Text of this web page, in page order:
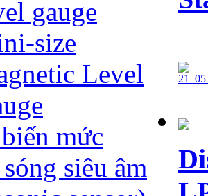
gauge
size
Level
mức
siêu âm